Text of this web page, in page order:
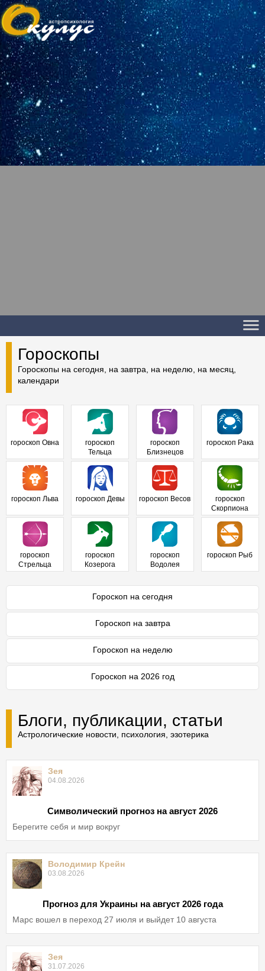
Гороскопы
Гороскопы на сегодня, на завтра, на неделю, на месяц,
календари
гороскоп Овна
гороскоп
Тельца
гороскоп
Близнецов
гороскоп Рака
гороскоп Льва гороскоп Девы гороскоп Весов
гороскоп
Скорпиона
гороскоп
Стрельца
гороскоп
Козерога
гороскоп
Водолея
гороскоп Рыб
Гороскоп на сегодня
Гороскоп на завтра
Гороскоп на неделю
Гороскоп на 2026 год
Блоги, публикации, статьи
Астрологические новости, психология, эзотерика
Зея
04.08.2026
Символический прогноз на август 2026
Берегите себя и мир вокруг
Володимир Крейн
03.08.2026
Прогноз для Украины на август 2026 года
Марс вошел в переход 27 июля и выйдет 10 августа
Зея
31.07.2026